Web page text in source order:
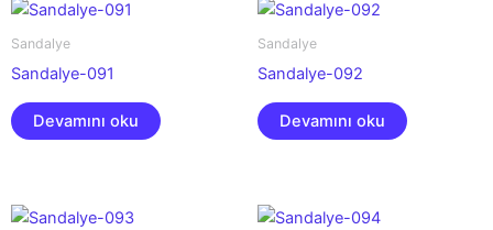
Sandalye
Sandalye-091
Devamını oku
Sandalye
Sandalye-092
Devamını oku